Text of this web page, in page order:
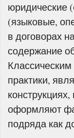
юридические
(языковые,
в договорах
содержание
практики,
оформляют
подряда как